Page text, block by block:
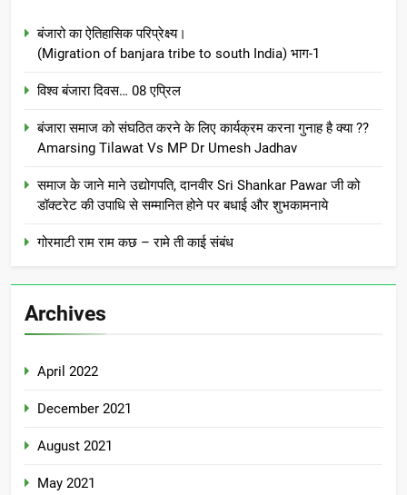
बंजारो का ऐतिहासिक परिप्रेक्ष्य।
(Migration of banjara tribe to south India) भाग-1
विश्व बंजारा दिवस… 08 एप्रिल
बंजारा समाज को संघठित करने के लिए कार्यक्रम करना गुनाह है क्या ??
Amarsing Tilawat Vs MP Dr Umesh Jadhav
समाज के जाने माने उद्योगपति, दानवीर Sri Shankar Pawar जी को
डॉक्टरेट की उपाधि से सम्मानित होने पर बधाई और शुभकामनाये
गोरमाटी राम राम कछ – रामे ती काई संबंध
Archives
April 2022
December 2021
August 2021
May 2021